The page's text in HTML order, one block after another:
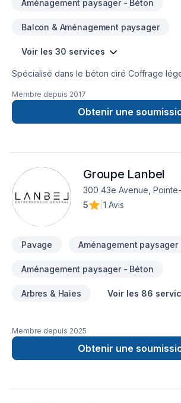
au Québec, reconnue pour la qualité de
extérieurs durables qui améliorent le
Aménagement paysager - Béton
Balcon & Aménagement paysager
Voir les 30 services
Spécialisé dans le béton ciré Coffrage
intérieur Mur intérieur Manteau de foyer
Membre depuis 2017
Obtenir une
Groupe Lanbel
300 43e Avenue,
5
1 Avis
Pavage Aménagement paysager
Aménagement paysager - Béton
Arbres & Haies Voir les 86
Membre depuis 2025
Obtenir une